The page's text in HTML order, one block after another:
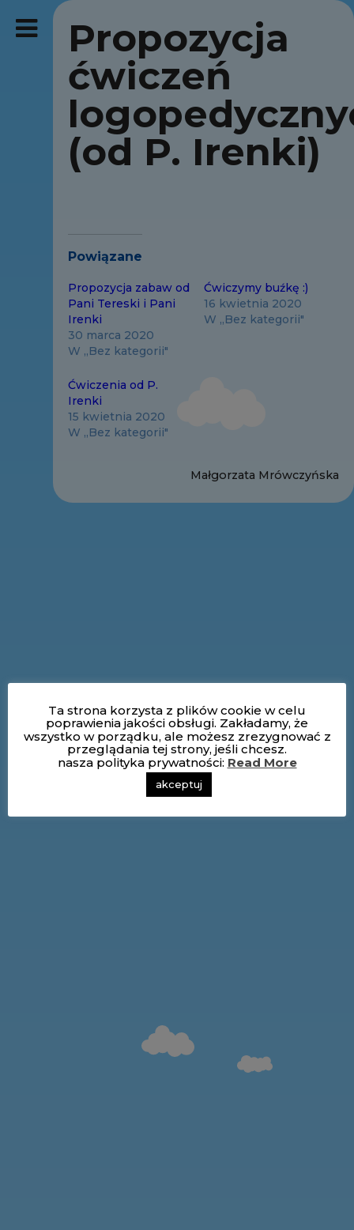
Propozycja
ćwiczeń
(od P. Irenki)
Powiązane
Propozycja zabaw od
Pani Tereski i Pani
Irenki
30 marca 2020
W „Bez kategorii"
Ćwiczymy buźkę :)
16 kwietnia 2020
W „Bez kategorii"
Ćwiczenia od P.
Irenki
15 kwietnia 2020
W „Bez kategorii"
Małgorzata Mrówczyńska
Ta strona korzysta z plików cookie w celu
poprawienia jakości obsługi. Zakładamy, że
wszystko w porządku, ale możesz zrezygnować z
przeglądania tej strony, jeśli chcesz.
nasza polityka prywatności: Read More
akceptuj